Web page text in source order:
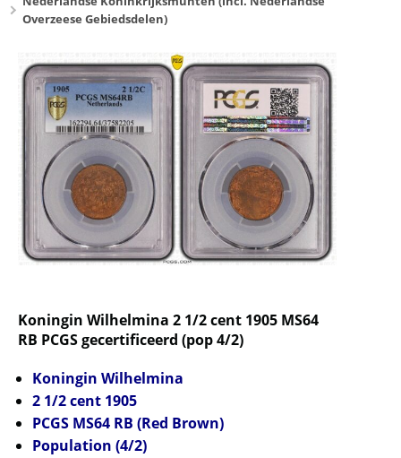
Overzeese Gebiedsdelen)
Koningin Wilhelmina 2 1/2 cent 1905 MS64
RB PCGS gecertificeerd (pop 4/2)
Koningin Wilhelmina
2 1/2 cent 1905
PCGS MS64 RB (Red Brown)
Population (4/2)